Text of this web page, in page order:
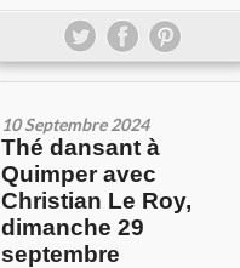
10 Septembre 2024
Thé dansant à
Quimper avec
Christian Le Roy,
dimanche 29
septembre